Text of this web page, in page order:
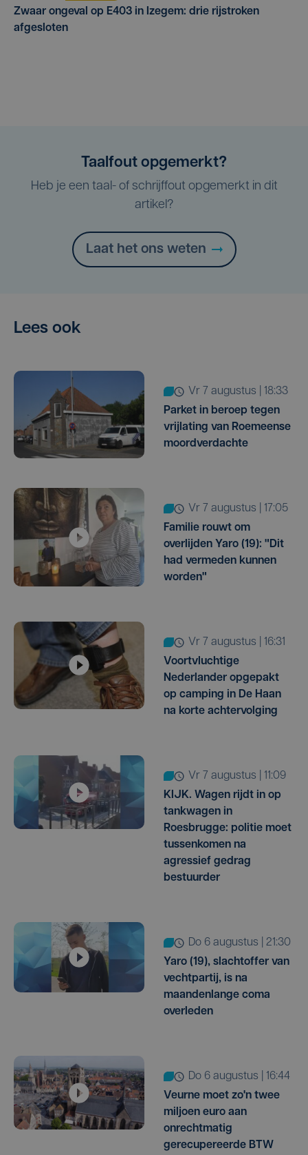
Zwaar ongeval op E403 in Izegem: drie rijstroken
afgesloten
Taalfout opgemerkt?
Heb je een taal- of schrijffout opgemerkt in dit
artikel?
Laat het ons weten
Lees ook
vr 7 augustus | 18:33
Parket in beroep tegen
vrijlating van Roemeense
moordverdachte
vr 7 augustus | 17:05
Familie rouwt om
overlijden Yaro (19): "Dit
had vermeden kunnen
worden"
vr 7 augustus | 16:31
Voortvluchtige
Nederlander opgepakt
op camping in De Haan
na korte achtervolging
vr 7 augustus | 11:09
KIJK. Wagen rijdt in op
tankwagen in
Roesbrugge: politie moet
tussenkomen na
agressief gedrag
bestuurder
do 6 augustus | 21:30
Yaro (19), slachtoffer van
vechtpartij, is na
maandenlange coma
overleden
do 6 augustus | 16:44
Veurne moet zo'n twee
miljoen euro aan
onrechtmatig
gerecupereerde BTW